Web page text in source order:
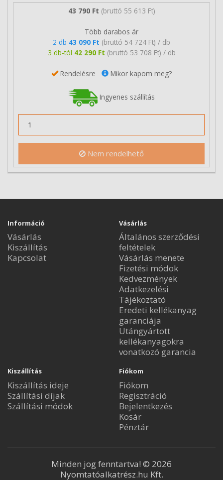
43 790 Ft (bruttó 55 613 Ft)
Több darabos ár
2 db 43 090 Ft (bruttó 54 724 Ft) / db
3 db-tól 42 290 Ft (bruttó 53 708 Ft) / db
Rendelésre Mikor kapom meg?
Ingyenes szállítás
Nem rendelhető
Információ
Vásárlás
Kiszállítás
Kapcsolat
Vásárlás
Általános szerződési
feltételek
Vásárlás menete
Fizetési módok
Kedvezmények
Adatkezelési
Tájékoztató
Eredeti kellékanyag
garanciája
Utángyártott
kellékanyagokra
vonatkozó garancia
Kiszállítás
Kiszállítás ideje
Szállítási díjak
Szállítási módok
Fiókom
Fiókom
Regisztráció
Bejelentkezés
Kosár
Pénztár
Minden jog fenntartva! © 2026
Nyomtatóalkatrész.hu Kft.